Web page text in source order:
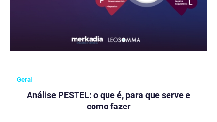
Geral
Análise PESTEL: o que é, para que serve e
como fazer